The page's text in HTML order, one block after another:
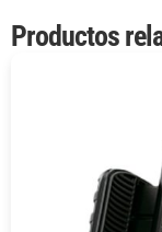
Productos